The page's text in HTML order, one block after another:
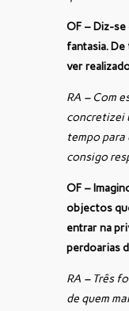
OF – Diz-se
fantasia.
ver
RA – Com
concretizei
tempo para
consigo
OF –
objectos
entrar na
perdoarias
RA – Três
de quem